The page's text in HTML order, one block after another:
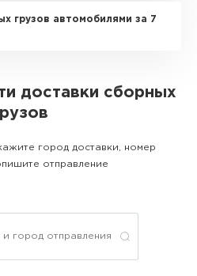
грузов автомобилями за 7
доставки сборных
город доставки, номер
отправление